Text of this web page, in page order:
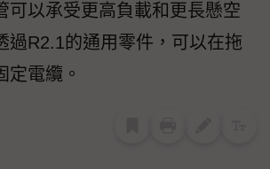
可以承受更高負載和更長懸空
過R2.1的通用零件，可以在拖
定電纜。